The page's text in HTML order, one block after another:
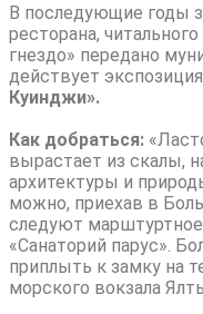
В последующие годы
ресторана,
гнездо» передано
действует экспозиция
Куинджи».
Как добраться:
вырастает из скалы,
архитектуры и
можно, приехав в
следуют
«Санаторий парус».
приплыть к замку на
морского вокзала